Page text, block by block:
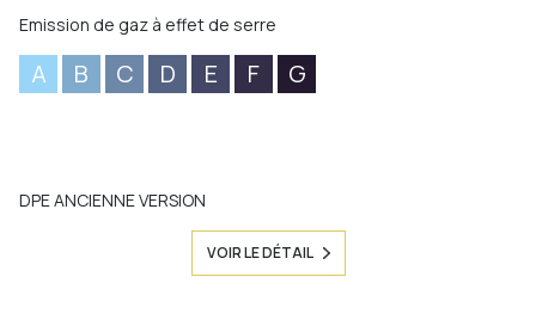
Emission de gaz à effet de serre
A B C D E F G
DPE ANCIENNE VERSION
VOIR LE DÉTAIL